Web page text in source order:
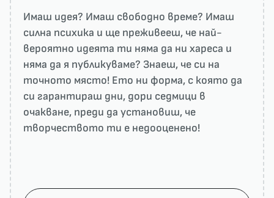
Имаш идея? Имаш свободно време? Имаш
силна психика и ще преживееш, че най-
вероятно идеята ти няма да ни харесa и
няма да я публикуваме? Знаеш, че си на
точното място! Ето ни форма, с която да
си гарантираш дни, дори седмици в
очакване, преди да установиш, че
творчеството ти е недооценено!